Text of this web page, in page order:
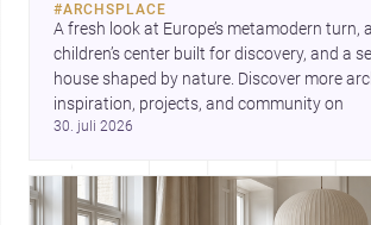
Samtidig peger
/ Cambra Buró
klart greb om
proportion og
give et hjem
#ARCHSPLACE
A fresh look at Europe’s metamodern turn,
children’s center built for discovery, and a
house shaped by nature. Discover more
30. juli 2026